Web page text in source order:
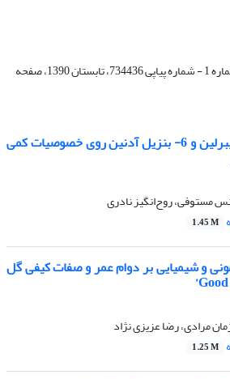
دوره 13، شماره 1 - شماره پیاپی 734436، تابستان 1390، صفحه
تأثیر غلظت های مختلف جیبرلین و 6- بنزیل آدنین روی خصوصیات کمی
مستوفی، روح‌انگیز نادری
1.45 M
و شیمیایی بر دوام عمر و صفات کیفی گل
مرادی، رضا عزیزی نژاد
1.25 M